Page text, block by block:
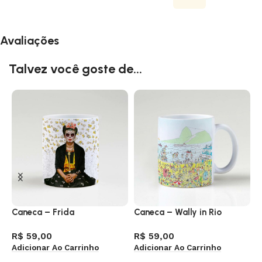
Avaliações
Talvez você goste de...
Caneca – Frida
R$ 59,00
Adicionar Ao Carrinho
Caneca – Wally in Rio
R$ 59,00
Adicionar Ao Carrinho